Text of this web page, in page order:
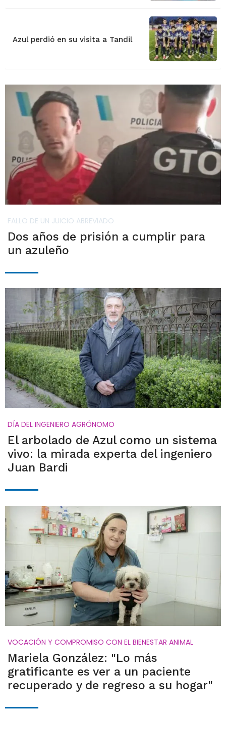
Azul perdió en su visita a Tandil
FALLO DE UN JUICIO ABREVIADO
Dos años de prisión a cumplir para
un azuleño
DÍA DEL INGENIERO AGRÓNOMO
El arbolado de Azul como un sistema
vivo: la mirada experta del ingeniero
Juan Bardi
VOCACIÓN Y COMPROMISO CON EL BIENESTAR ANIMAL
Mariela González: "Lo más
gratificante es ver a un paciente
recuperado y de regreso a su hogar"